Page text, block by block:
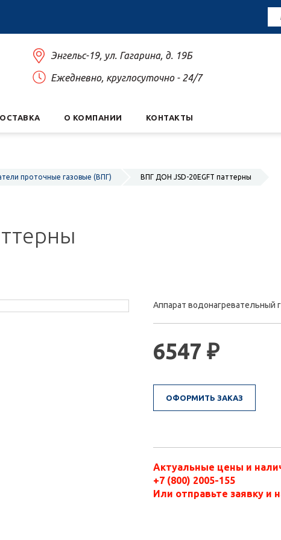
Энгельс-19, ул. Гагарина, д. 19Б
Ежедневно, круглосуточно - 24/7
О КОМПАНИИ КОНТАКТЫ
проточные газовые (ВПГ) ВПГ ДОН JSD-20EGFT паттерны
Аппарат водонагревательный
6547 ₽
ОФОРМИТЬ ЗАКАЗ
Актуальные цены и
+7 (800) 2005-155
Или отправьте заявку и